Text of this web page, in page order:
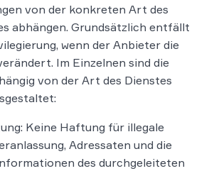
von der konkreten Art des
abhängen. Grundsätzlich entfällt
wenn der Anbieter die
Im Einzelnen sind die
von der Art des Dienstes
Keine Haftung für illegale
Adressaten und die
des durchgeleiteten